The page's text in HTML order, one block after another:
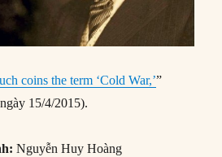
coins the term ‘Cold War,’”
15/4/2015).
Nguyễn Huy Hoàng